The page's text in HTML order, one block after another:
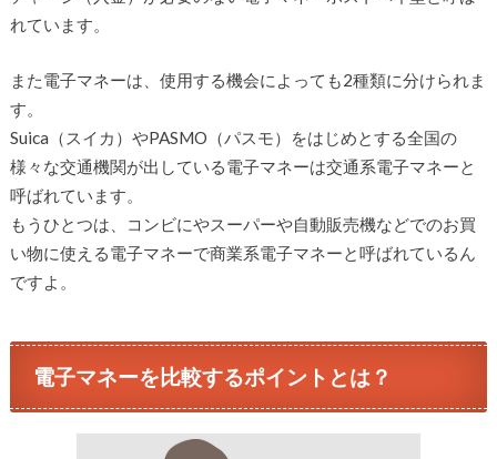
れています。
また電子マネーは、使用する機会によっても2種類に分けられま
す。
Suica（スイカ）やPASMO（パスモ）をはじめとする全国の
様々な交通機関が出している電子マネーは交通系電子マネーと
呼ばれています。
もうひとつは、コンビにやスーパーや自動販売機などでのお買
い物に使える電子マネーで商業系電子マネーと呼ばれているん
ですよ。
電子マネーを比較するポイントとは？